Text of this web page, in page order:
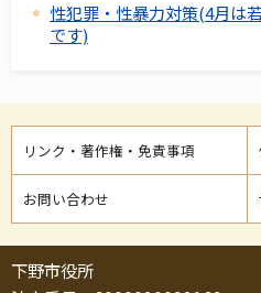
性犯罪・性暴力対策(4月は
です)
リンク・著作権・免責事項
お問い合わせ
下野市役所